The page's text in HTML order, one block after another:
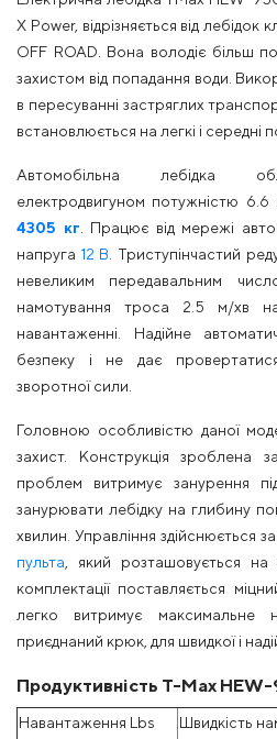
X Power, відрізняється від лебідок
OFF ROAD. Вона володіє більш
захистом від попадання води.
в пересуванні застряглих
встановлюється на легкі і середні
Автомобільна лебідка
електродвигуном потужністю 6.6
4305 кг . Працює від мережі
напруга 12 В . Триступінчастий
невеликим передавальним
намотування троса 2.5 м/хв
навантаженні. Надійне
безпеку і не дає
зворотної сили.
Головною особливістю даної
захист. Конструкція зроблена
проблем витримує занурення
занурювати лебідку на глибину
хвилин. Управління здійснюється
пульта , який розташовується
комплектації поставляється
легко витримує максимальне
приєднаний крюк, для швидкої і
Продуктивність T-Max
Навантаження Lbs
Швидкість